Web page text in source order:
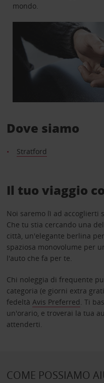
mondo.
Dove siamo
Stratford
Il tuo viaggio
Noi saremo lì ad accoglierti
Che tu stia cercando una
città, un'elegante berlina
spaziosa monovolume per
l'auto che fa per te.
Chi noleggia di frequente
categoria (e giorni extra
fedeltà Avis Preferred. Ti
un'orario, e troverai la tua
attenderti.
COME POSSIAMO